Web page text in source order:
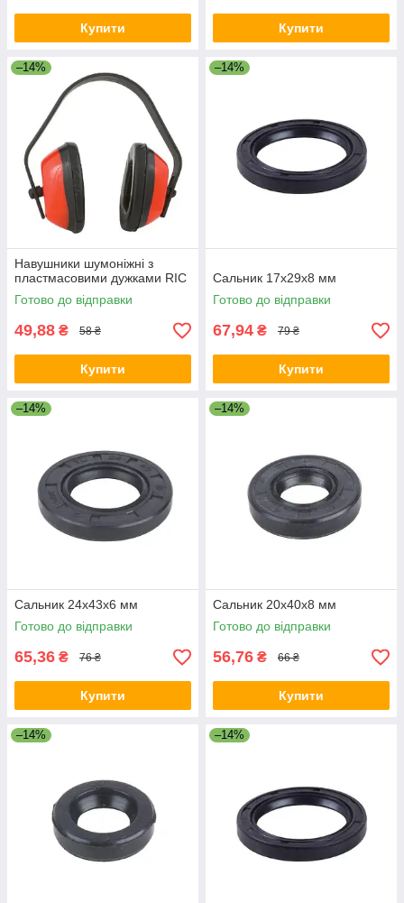
Купити Купити
–14%
Навушники шумоніжні з
пластмасовими дужками RIC
Готово до відправки
49,88 ₴ 58 ₴
Купити
–14%
Сальник 17х29х8 мм
Готово до відправки
67,94 ₴ 79 ₴
Купити
–14%
Сальник 24x43x6 мм
Готово до відправки
65,36 ₴ 76 ₴
Купити
–14%
Сальник 20x40x8 мм
Готово до відправки
56,76 ₴ 66 ₴
Купити
–14% –14%